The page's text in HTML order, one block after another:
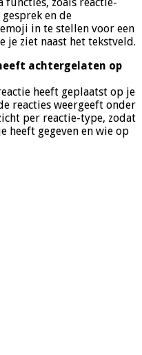
en de
in te stellen voor een
je ziet naast het tekstveld.
achtergelaten op
heeft geplaatst op je
reacties weergeeft onder
per reactie-type, zodat
heeft gegeven en wie op